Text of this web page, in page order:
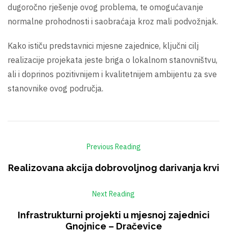
dugoročno rješenje ovog problema, te omogućavanje
normalne prohodnosti i saobraćaja kroz mali podvožnjak.
Kako ističu predstavnici mjesne zajednice, ključni cilj
realizacije projekata jeste briga o lokalnom stanovništvu,
ali i doprinos pozitivnijem i kvalitetnijem ambijentu za sve
stanovnike ovog područja.
Previous Reading
Realizovana akcija dobrovoljnog darivanja krvi
Next Reading
Infrastrukturni projekti u mjesnoj zajednici
Gnojnice – Dračevice